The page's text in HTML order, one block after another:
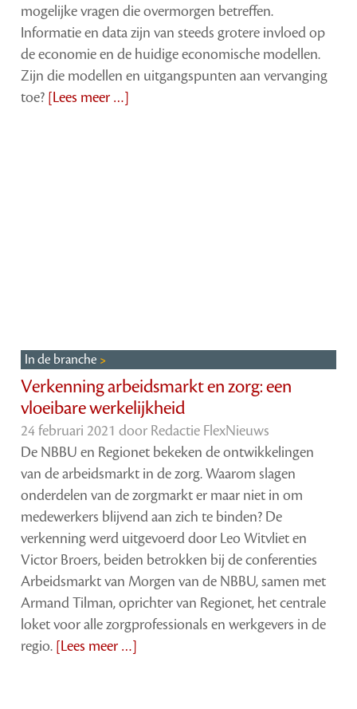
mogelijke vragen die overmorgen betreffen.
Informatie en data zijn van steeds grotere invloed op
de economie en de huidige economische modellen.
Zijn die modellen en uitgangspunten aan vervanging
toe? [Lees meer …]
In de branche
Verkenning arbeidsmarkt en zorg: een
vloeibare werkelijkheid
24 februari 2021 door Redactie FlexNieuws
De NBBU en Regionet bekeken de ontwikkelingen
van de arbeidsmarkt in de zorg. Waarom slagen
onderdelen van de zorgmarkt er maar niet in om
medewerkers blijvend aan zich te binden? De
verkenning werd uitgevoerd door Leo Witvliet en
Victor Broers, beiden betrokken bij de conferenties
Arbeidsmarkt van Morgen van de NBBU, samen met
Armand Tilman, oprichter van Regionet, het centrale
loket voor alle zorgprofessionals en werkgevers in de
regio. [Lees meer …]